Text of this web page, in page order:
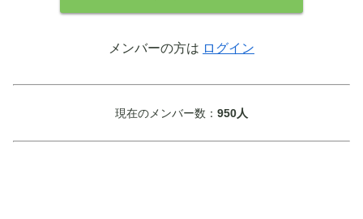
メンバーの方は ログイン
現在のメンバー数： 950人